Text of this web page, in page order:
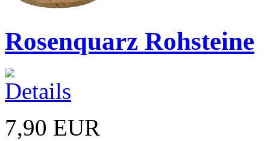
Rosenquarz Rohsteine
7,90 EUR